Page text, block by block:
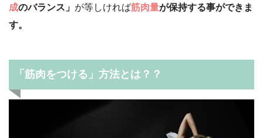
成のバランス」 が等しければ筋肉量が保持する事ができま
す。
「筋肉をつける」方法とは？？